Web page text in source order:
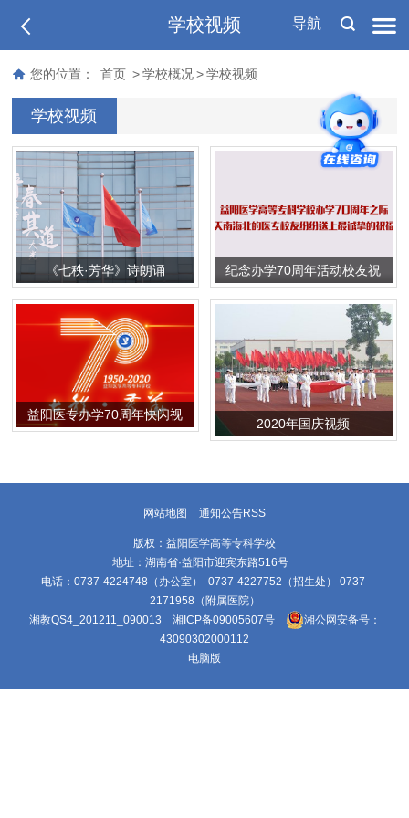
导航
学校视频
您的位置： 首页 > 学校概况 > 学校视频
学校视频
《七秩·芳华》诗朗诵
纪念办学70周年活动校友祝
益阳医专办学70周年快闪视
2020年国庆视频
网站地图 通知公告RSS
版权：益阳医学高等专科学校
地址：湖南省·益阳市迎宾东路516号
电话：0737-4224748（办公室） 0737-4227752（招生处） 0737-
2171958（附属医院）
湘教QS4_201211_090013 湘ICP备09005607号
湘公网安备号：
43090302000112
电脑版